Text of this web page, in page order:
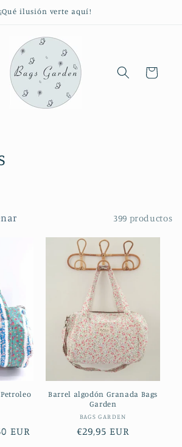
¡Qué ilusión verte aquí!
Carrito
399 productos
EUR
Barrel algodón Granada Bags
Garden
Proveedor:
BAGS GARDEN
Precio
€29,95 EUR